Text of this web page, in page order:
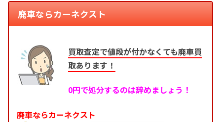
廃車ならカーネクスト
買取査定で値段が付かなくても廃車買
取あります！
0円で処分するのは辞めましょう！
廃車ならカーネクスト